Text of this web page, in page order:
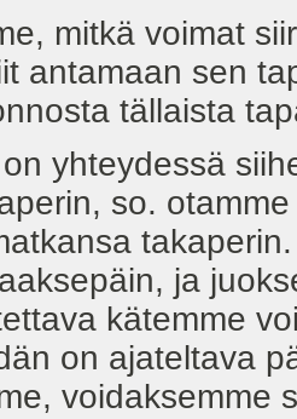
mitkä voimat
antamaan sen
tällaista
yhteydessä
so.
ja
kätemme
on ajateltava
voidaksemme